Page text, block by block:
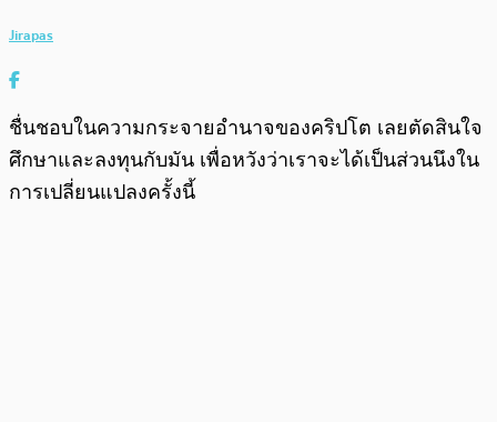
Jirapas
ชื่นชอบในความกระจายอำนาจของคริปโต เลยตัดสินใจ
ศึกษาและลงทุนกับมัน เพื่อหวังว่าเราจะได้เป็นส่วนนึงใน
การเปลี่ยนแปลงครั้งนี้